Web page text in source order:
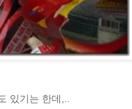
있기는 한데,..